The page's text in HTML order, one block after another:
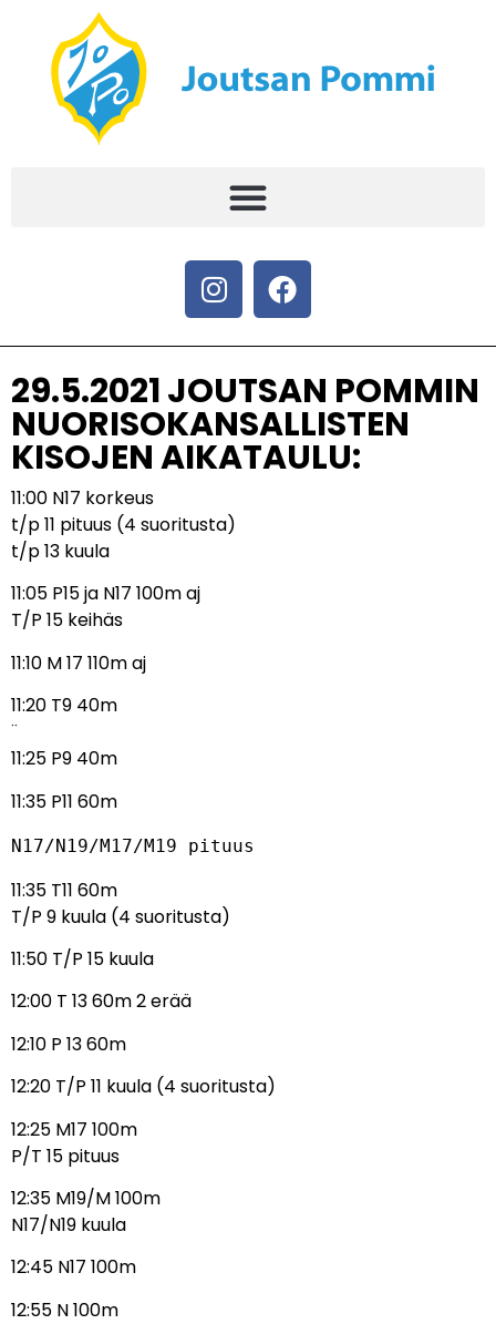
29.5.2021 JOUTSAN POMMIN
NUORISOKANSALLISTEN
KISOJEN AIKATAULU:
11:00 N17 korkeus
t/p 11 pituus (4 suoritusta)
t/p 13 kuula
11:05 P15 ja N17 100m aj
T/P 15 keihäs
11:10 M 17 110m aj
11:20 T9 40m
¨
11:25 P9 40m
11:35 P11 60m
N17/N19/M17/M19 pituus
11:35 T11 60m
T/P 9 kuula (4 suoritusta)
11:50 T/P 15 kuula
12:00 T 13 60m 2 erää
12:10 P 13 60m
12:20 T/P 11 kuula (4 suoritusta)
12:25 M17 100m
P/T 15 pituus
12:35 M19/M 100m
N17/N19 kuula
12:45 N17 100m
12:55 N 100m